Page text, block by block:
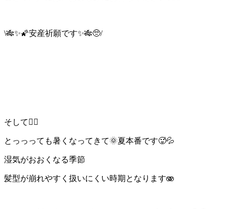
\🎋✨🌠安産祈願です✨🎋🥺/
そして💇‍♀️
とっっっても暑くなってきて🌞夏本番です🥵💦
湿気がおおくなる季節
髪型が崩れやすく扱いにくい時期となります🫨